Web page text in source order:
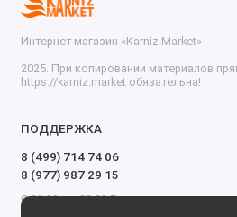
Интернет-магазин «Karniz.Market»
2025. При копировании материалов
https://karniz.market обязательна!
ПОДДЕРЖКА
8 (499) 714 74 06
8 (977) 987 29 15
С 09.00 до 20.00 Без выходных и